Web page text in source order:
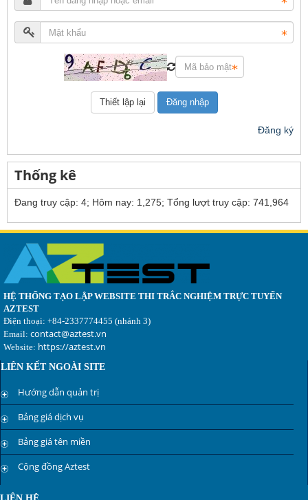
Đăng nhập
Đăng ký
Thống kê
Đang truy cập: 4; Hôm nay: 1,275; Tổng lượt truy cập: 741,964
HỆ THỐNG TẠO LẬP WEBSITE THI TRẮC NGHIỆM TRỰC TUYẾN
AZTEST
Điện thoại: +84-2337774455 (nhánh 3)
Email: contact@aztest.vn
Website: https://aztest.vn
LIÊN KẾT NGOÀI SITE
Hướng dẫn quản trị
Bảng giá dịch vụ
Bảng giá tên miền
Cộng đồng Aztest